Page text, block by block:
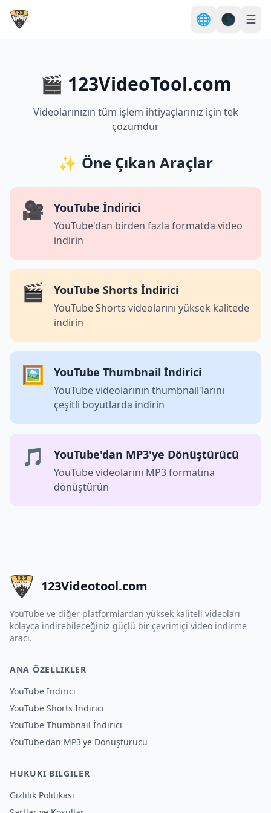
🌐 🌑 ☰
🎬 123VideoTool.com
Videolarınızın tüm işlem ihtiyaçlarınız için tek
çözümdür
✨ Öne Çıkan Araçlar
🎥 YouTube İndirici
YouTube'dan birden fazla formatda video
indirin
🎬 YouTube Shorts İndirici
YouTube Shorts videolarını yüksek kalitede
indirin
🖼️ YouTube Thumbnail İndirici
YouTube videolarının thumbnail'larını
çeşitli boyutlarda indirin
🎵 YouTube'dan MP3'ye Dönüştürücü
YouTube videolarını MP3 formatına
dönüştürün
123Videotool.com
YouTube ve diğer platformlardan yüksek kaliteli videoları
kolayca indirebileceğiniz güçlü bir çevrimiçi video indirme
aracı.
ANA ÖZELLIKLER
YouTube İndirici
YouTube Shorts İndirici
YouTube Thumbnail İndirici
YouTube'dan MP3'ye Dönüştürücü
HUKUKI BILGILER
Gizlilik Politikası